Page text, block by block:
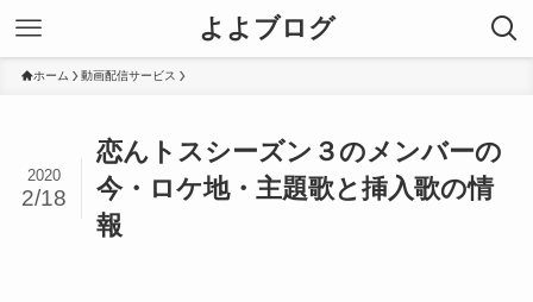
よよブログ
ホーム 動画配信サービス
恋んトスシーズン３のメンバーの
今・ロケ地・主題歌と挿入歌の情
報
2020
2/18